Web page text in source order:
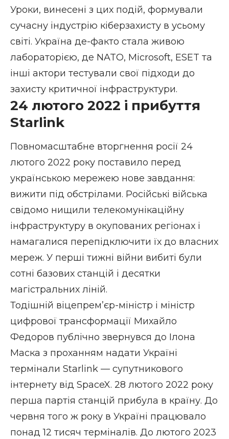
Уроки, винесені з цих подій, формували
сучасну індустрію кіберзахисту в усьому
світі. Україна де-факто стала живою
лабораторією, де NATO, Microsoft, ESET та
інші актори тестували свої підходи до
захисту критичної інфраструктури.
24 лютого 2022 і прибуття
Starlink
Повномасштабне вторгнення росії 24
лютого 2022 року поставило перед
українською мережею нове завдання:
вижити під обстрілами. Російські війська
свідомо нищили телекомунікаційну
інфраструктуру в окупованих регіонах і
намагалися перепідключити їх до власних
мереж. У перші тижні війни вибиті були
сотні базових станцій і десятки
магістральних ліній.
Тодішній віцепрем’єр-міністр і міністр
цифрової трансформації Михайло
Федоров публічно звернувся до Ілона
Маска з проханням надати Україні
термінали Starlink — супутникового
інтернету від SpaceX. 28 лютого 2022 року
перша партія станцій прибула в країну. До
червня того ж року в Україні працювало
понад 12 тисяч терміналів. До лютого 2023